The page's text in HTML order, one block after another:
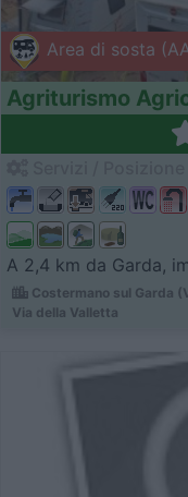
Area di sosta
Agriturismo
A 2,4 km da Garda,
Costermano sul Garda
Via della Valletta